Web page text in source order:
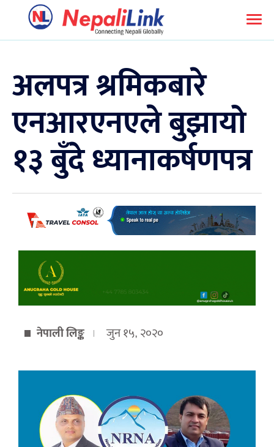
अलपत्र श्रमिकबारे
एनआरएनएले बुझायो
१३ बुँदे ध्यानाकर्षणपत्र
नेपाली लिङ्क जुन १५, २०२०